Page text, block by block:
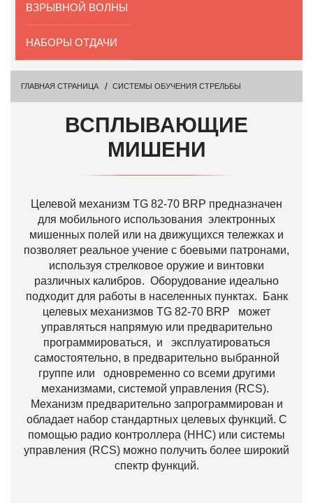
ВЗРЫВНОЙ ВОЛНЫ
НАБОРЫ ОТДАЧИ
ГЛАВНАЯ СТРАНИЦА СИСТЕМЫ ОБУЧЕНИЯ СТРЕЛЬБЫ
ВСПЛЫВАЮЩИЕ
МИШЕНИ
Целевой механизм TG 82-70 BRP предназначен
для мобильного использования электронных
мишенных полей или на движущихся тележках и
позволяет реальное учение с боевыми патронами,
используя стрелковое оружие и винтовки
различных калибров. Оборудование идеально
подходит для работы в населенных пунктах. Банк
целевых механизмов TG 82-70 BRP может
управляться напрямую или предварительно
программироваться, и эксплуатироваться
самостоятельно, в предварительно выбранной
группе или одновременно со всеми другими
механизмами, системой управления (RCS).
Механизм предварительно запрограммирован и
обладает набор стандартных целевых функций. С
помощью радио контроллера (ННС) или системы
управления (RCS) можно получить более широкий
спектр функций.